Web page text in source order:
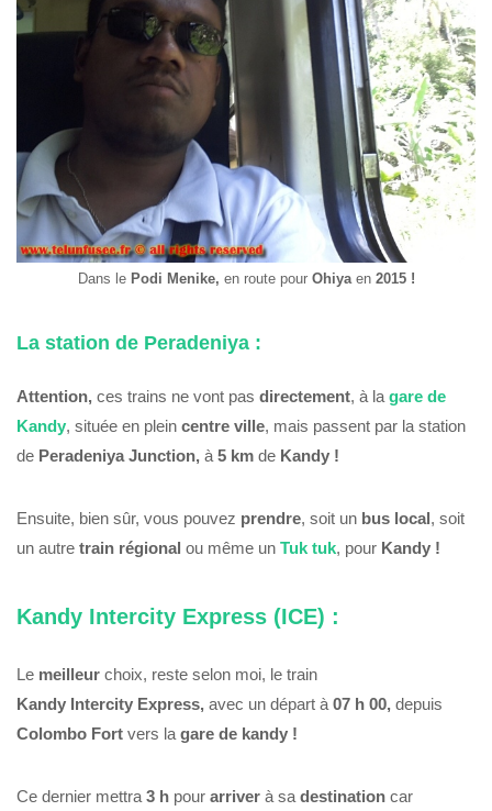
Dans le Podi Menike, en route pour Ohiyaen 2015 !
La station de Peradeniya :
Attention, ces trains ne vont pas directement, à la gare de
Kandy, située en plein centre ville, mais passent par la station
de Peradeniya Junction, à 5 km de Kandy !
Ensuite, bien sûr, vous pouvez prendre, soit un bus local, soit
un autre train régional ou même un Tuk tuk, pour Kandy !
Kandy Intercity Express (ICE) :
Le meilleur choix, reste selon moi, le train
Kandy Intercity Express, avec un départ à 07 h 00, depuis
Colombo Fort vers la gare de kandy !
Ce dernier mettra 3 h pour arriver à sa destination car